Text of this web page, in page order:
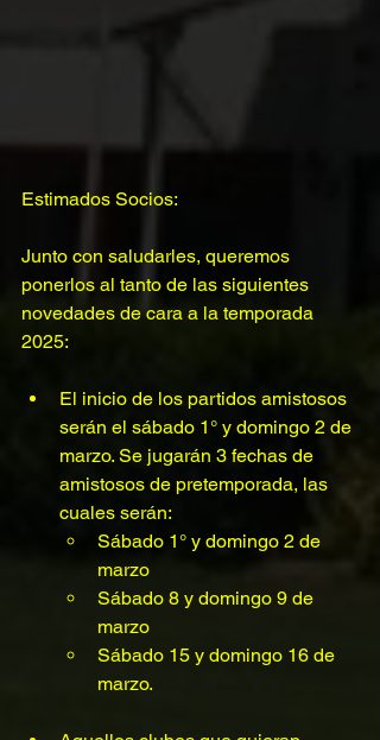
Estimados Socios:
Junto con saludarles, queremos
ponerlos al tanto de las siguientes
novedades de cara a la temporada
2025:
El inicio de los partidos amistosos
serán el sábado 1° y domingo 2 de
marzo. Se jugarán 3 fechas de
amistosos de pretemporada, las
cuales serán:
Sábado 1° y domingo 2 de
marzo
Sábado 8 y domingo 9 de
marzo
Sábado 15 y domingo 16 de
marzo.